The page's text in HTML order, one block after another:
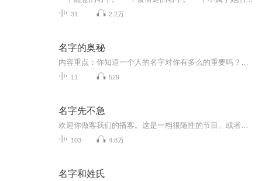
31 2.2万
名字的奥秘
11 529
名字先不急
103 4.8万
名字和姓氏